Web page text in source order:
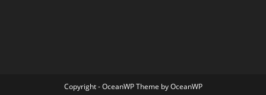
Copyright - OceanWP Theme by OceanWP